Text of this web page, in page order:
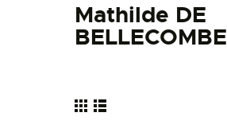
ATELIERS D’ART
CONTACT
Mathilde DE
BELLECOMBE